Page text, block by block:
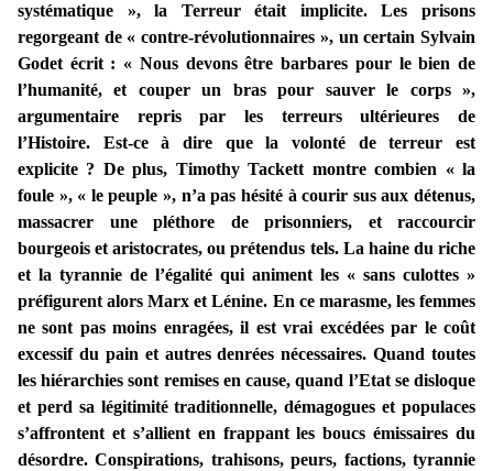
systématique », la Terreur était implicite. Les prisons
regorgeant de « contre-révolutionnaires », un certain Sylvain
Godet écrit : « Nous devons être barbares pour le bien de
l’humanité, et couper un bras pour sauver le corps »,
argumentaire repris par les terreurs ultérieures de
l’Histoire. Est-ce à dire que la volonté de terreur est
explicite ? De plus, Timothy Tackett montre combien « la
foule », « le peuple », n’a pas hésité à courir sus aux détenus,
massacrer une pléthore de prisonniers, et raccourcir
bourgeois et aristocrates, ou prétendus tels. La haine du riche
et la tyrannie de l’égalité qui animent les « sans culottes »
préfigurent alors Marx et Lénine. En ce marasme, les femmes
ne sont pas moins enragées, il est vrai excédées par le coût
excessif du pain et autres denrées nécessaires. Quand toutes
les hiérarchies sont remises en cause, quand l’Etat se disloque
et perd sa légitimité traditionnelle, démagogues et populaces
s’affrontent et s’allient en frappant les boucs émissaires du
désordre. Conspirations, trahisons, peurs, factions, tyrannie